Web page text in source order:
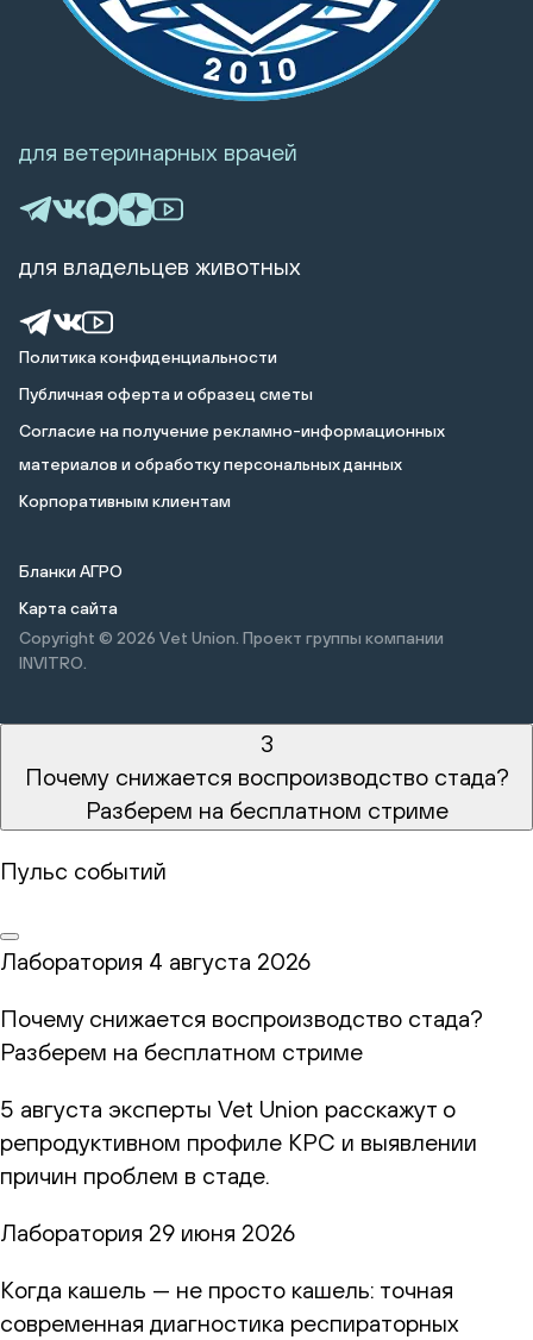
Политика конфиденциальности
Публичная оферта и образец сметы
Cогласие на получение рекламно-информационных
материалов и обработку персональных данных
Корпоративным клиентам
Бланки АГРО
Карта сайта
Copyright © 2026 Vet Union. Проект группы компании
INVITRO.
для ветеринарных врачей
для владельцев животных
3
Почему снижается воспроизводство стада?
Разберем на бесплатном стриме
Пульс событий
Лаборатория 4 августа 2026
Почему снижается воспроизводство стада?
Разберем на бесплатном стриме
5 августа эксперты Vet Union расскажут о
репродуктивном профиле КРС и выявлении
причин проблем в стаде.
Лаборатория 29 июня 2026
Когда кашель — не просто кашель: точная
современная диагностика респираторных